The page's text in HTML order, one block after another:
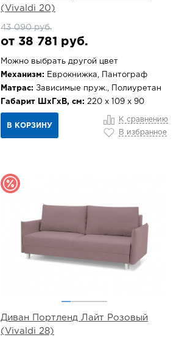
(Vivaldi 20)
43 090 руб.
от 38 781 руб.
Можно выбрать другой цвет
Механизм: Еврокнижка, Пантограф
Матрас: Зависимые пруж., Полиуретан
Габарит ШхГхВ, см: 220 х 109 х 90
В КОРЗИНУ
К сравнению
В избранное
Диван Портленд Лайт Розовый
(Vivaldi 28)